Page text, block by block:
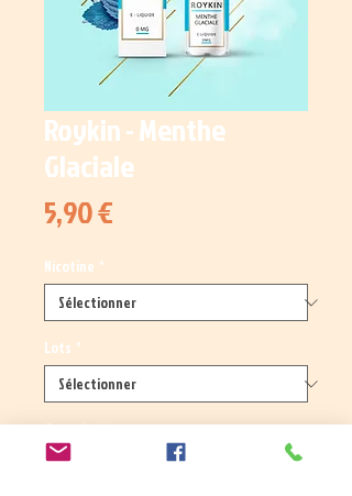
Roykin - Menthe
Glaciale
5,90 €Prix
Nicotine *
Lots *
Quantité *